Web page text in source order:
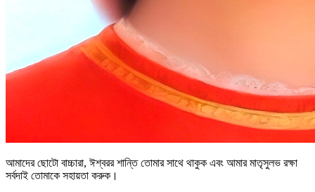
আমাদের ছোটো বাচ্চারা, ঈশ্বরর শান্তি তোমার সাথে থাকুক এবং আমার মাতৃসুলভ রক্ষা
সর্বদাই তোমাকে সহায়তা করুক।